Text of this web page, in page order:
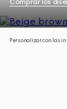
Comprar los
Personalizar con las